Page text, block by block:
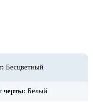
Бесцветный
черты: Белый